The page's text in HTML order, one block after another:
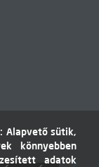
Alapvető sütik,
könnyebben
adatok